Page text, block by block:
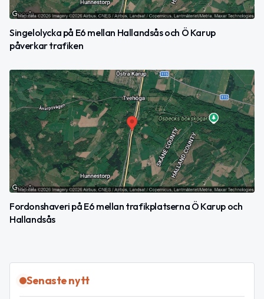
Singelolycka på E6 mellan Hallandsås och Ö Karup
påverkar trafiken
Fordonshaveri på E6 mellan trafikplatserna Ö Karup och
Hallandsås
Senaste nytt